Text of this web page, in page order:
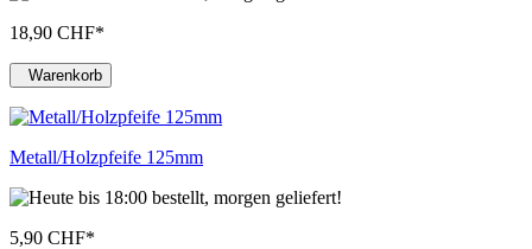
18,90 CHF*
Warenkorb
Metall/Holzpfeife 125mm
5,90 CHF*